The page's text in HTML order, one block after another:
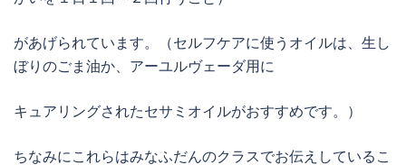
があげられています。（セルフケアに使うオイルは、生し
ぼりのごま油か、アーユルヴェーダ用に
キュアリングされたセサミオイルがおすすめです。）
ちなみにこれらはみなふだんのクラスでお伝えしているこ